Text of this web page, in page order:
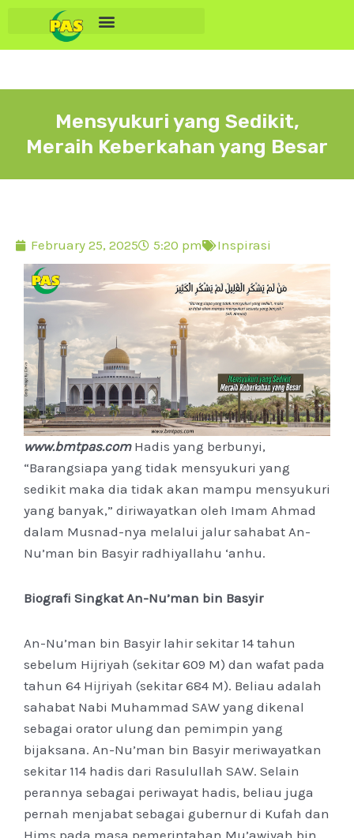
Mensyukuri yang Sedikit,
Meraih Keberkahan yang Besar
February 25, 2025 5:20 pm Inspirasi
www.bmtpas.com Hadis yang berbunyi,
“Barangsiapa yang tidak mensyukuri yang
sedikit maka dia tidak akan mampu mensyukuri
yang banyak,” diriwayatkan oleh Imam Ahmad
dalam Musnad-nya melalui jalur sahabat An-
Nu’man bin Basyir radhiyallahu ‘anhu.
Biografi Singkat An-Nu’man bin Basyir
An-Nu’man bin Basyir lahir sekitar 14 tahun
sebelum Hijriyah (sekitar 609 M) dan wafat pada
tahun 64 Hijriyah (sekitar 684 M). Beliau adalah
sahabat Nabi Muhammad SAW yang dikenal
sebagai orator ulung dan pemimpin yang
bijaksana. An-Nu’man bin Basyir meriwayatkan
sekitar 114 hadis dari Rasulullah SAW. Selain
perannya sebagai periwayat hadis, beliau juga
pernah menjabat sebagai gubernur di Kufah dan
Hims pada masa pemerintahan Mu’awiyah bin